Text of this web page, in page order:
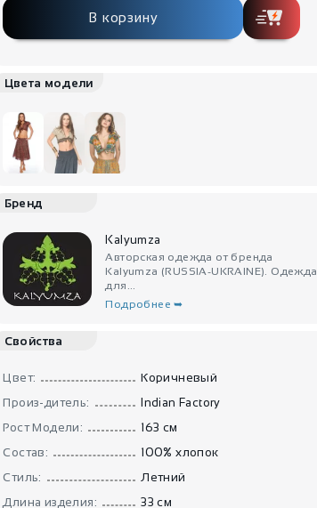
В корзину
Цвета модели
Бренд
Kalyumza
Авторская одежда от бренда
Kalyumza (RUSSIA-UKRAINE). Одежда
для...
Подробнее ➥
Свойства
Цвет:
Коричневый
Произ-дитель:
Indian Factory
Рост Модели:
163 см
Состав:
100% хлопок
Стиль:
Летний
Длина изделия:
33 см